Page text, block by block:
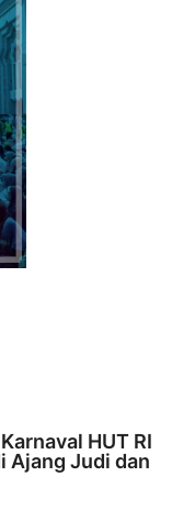
HUT RI
Ajang Judi dan